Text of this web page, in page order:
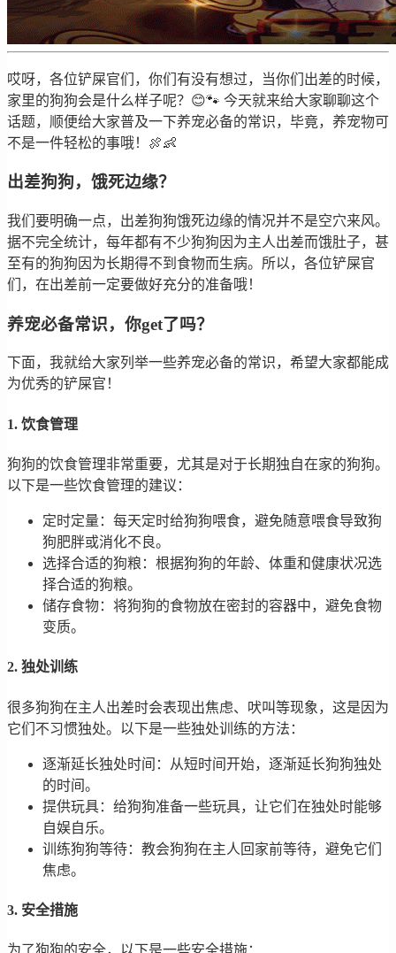
哎呀，各位铲屎官们，你们有没有想过，当你们出差的时候，
家里的狗狗会是什么样子呢？😊🐾 今天就来给大家聊聊这个
话题，顺便给大家普及一下养宠必备的常识，毕竟，养宠物可
不是一件轻松的事哦！🍖👶
出差狗狗，饿死边缘？
我们要明确一点，出差狗狗饿死边缘的情况并不是空穴来风。
据不完全统计，每年都有不少狗狗因为主人出差而饿肚子，甚
至有的狗狗因为长期得不到食物而生病。所以，各位铲屎官
们，在出差前一定要做好充分的准备哦！
养宠必备常识，你get了吗？
下面，我就给大家列举一些养宠必备的常识，希望大家都能成
为优秀的铲屎官！
1. 饮食管理
狗狗的饮食管理非常重要，尤其是对于长期独自在家的狗狗。
以下是一些饮食管理的建议：
定时定量：每天定时给狗狗喂食，避免随意喂食导致狗
狗肥胖或消化不良。
选择合适的狗粮：根据狗狗的年龄、体重和健康状况选
择合适的狗粮。
储存食物：将狗狗的食物放在密封的容器中，避免食物
变质。
2. 独处训练
很多狗狗在主人出差时会表现出焦虑、吠叫等现象，这是因为
它们不习惯独处。以下是一些独处训练的方法：
逐渐延长独处时间：从短时间开始，逐渐延长狗狗独处
的时间。
提供玩具：给狗狗准备一些玩具，让它们在独处时能够
自娱自乐。
训练狗狗等待：教会狗狗在主人回家前等待，避免它们
焦虑。
3. 安全措施
为了狗狗的安全，以下是一些安全措施：